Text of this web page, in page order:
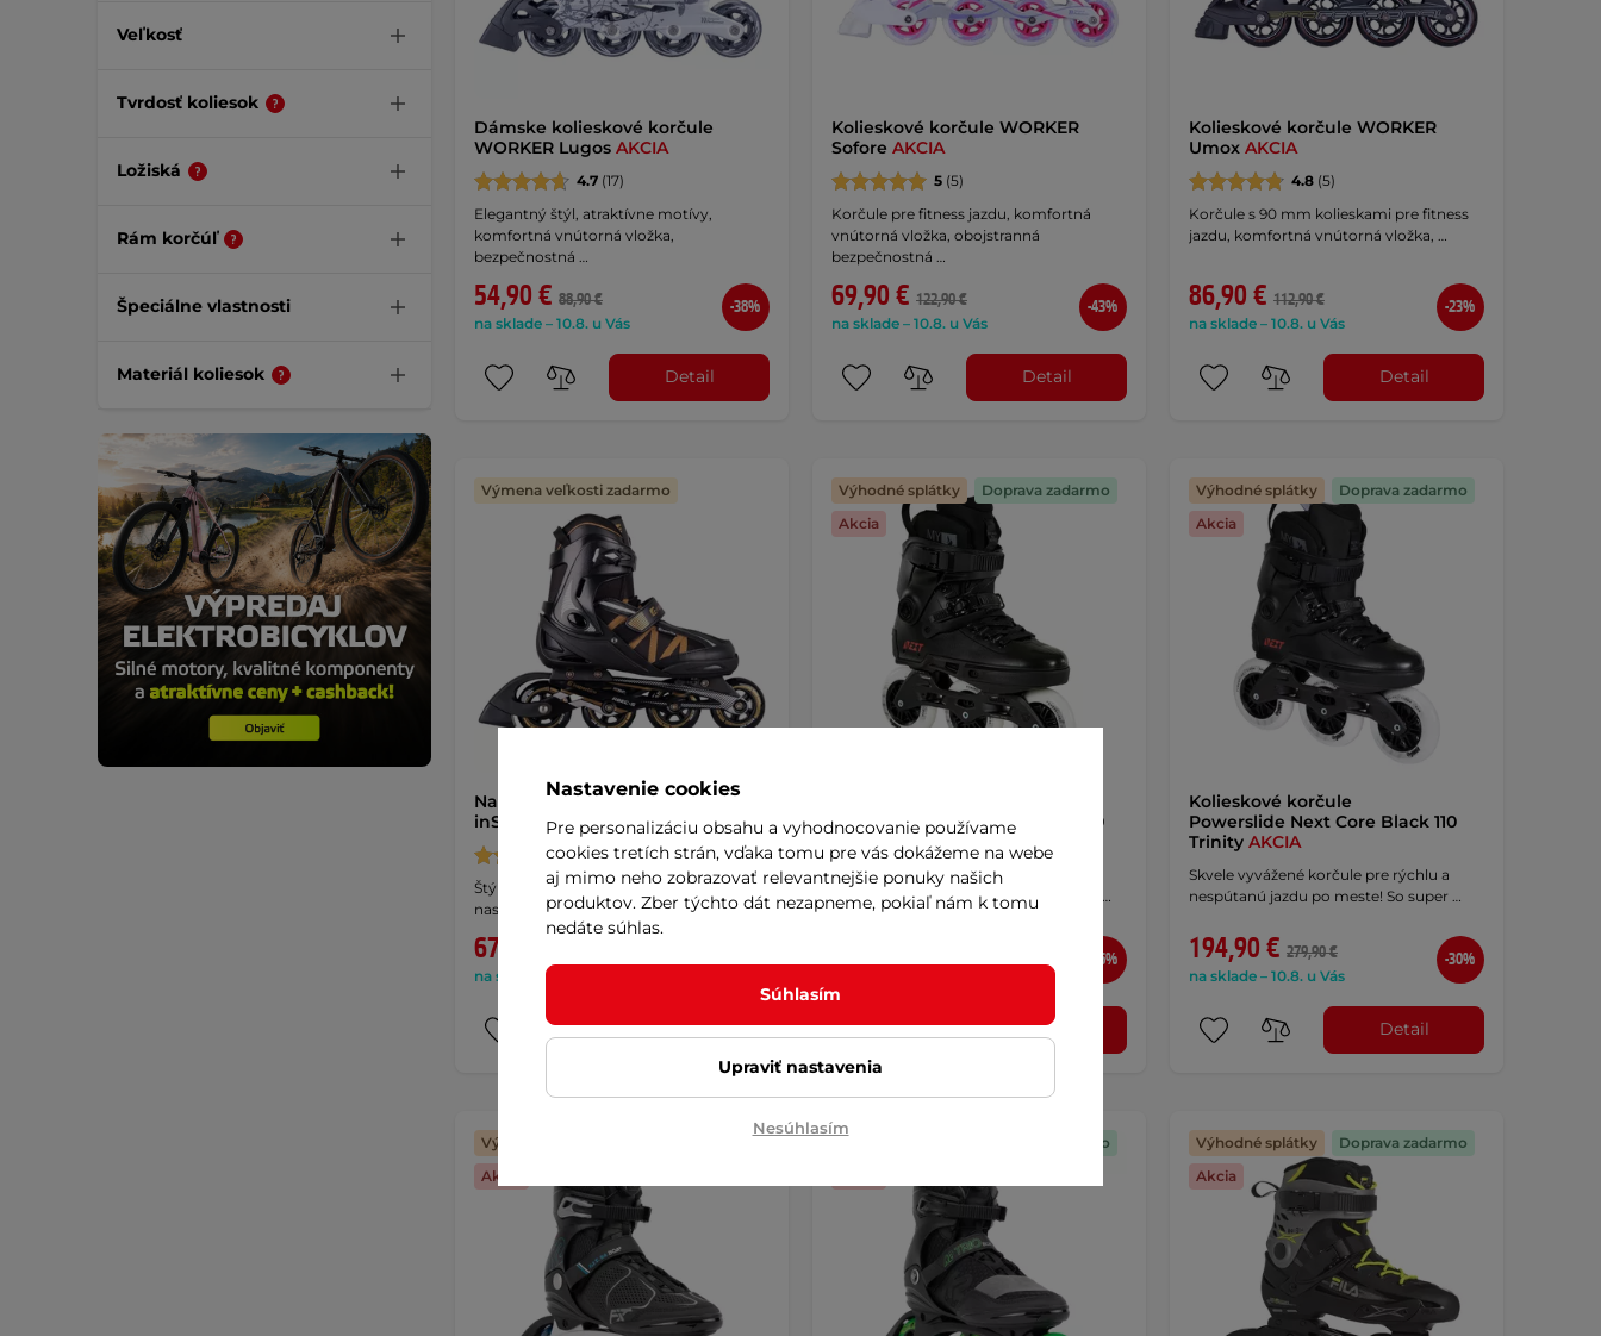
Veľkosť
Tvrdosť koliesok
Ložiská
Rám korčúľ
Špeciálne vlastnosti
Materiál koliesok
Dámske kolieskové korčule
WORKER Lugos AKCIA
4.7 (17)
Elegantný štýl, atraktívne motívy,
komfortná vnútorná vložka,
bezpečnostná …
54,90 € 88,90 €
na sklade – 10.8. u Vás
-38%
Detail
Kolieskové korčule WORKER
Sofore AKCIA
5(5)
Korčule pre fitness jazdu, komfortná
vnútorná vložka, obojstranná
bezpečnostná …
69,90 € 122,90 €
na sklade – 10.8. u Vás
-43%
Detail
Kolieskové korčule WORKER
Umox AKCIA
4.8(5)
Korčule s 90 mm kolieskami pre fitness
jazdu, komfortná vnútorná vložka, …
86,90 € 112,90 €
na sklade – 10.8. u Vás
-23%
Detail
Výmena veľkosti zadarmo
Nastaviteľné kolieskové korčule
inSPORTline Darkero
5(9)
Štýlové unisex korčule s možnosťou
nastavenia veľkosti. Kombinované …
67,90 €
na sklade – 10.8. u Vás
CENA
Detail
Výhodné splátky
Doprava zadarmo
Akcia
Powerslide Next Core Black 100
Trinity
AKCIA
Skvele vyvážené korčule pre rýchlu a
nespútanú jazdu po meste! S veľkými …
-26%
Detail
Výhodné splátky
Doprava zadarmo
Akcia
Kolieskové korčule
Powerslide Next Core Black 110
Trinity AKCIA
Skvele vyvážené korčule pre rýchlu a
nespútanú jazdu po meste! So super …
194,90 € 279,90 €
na sklade – 10.8. u Vás
-30%
Detail
Výhodné splátky
Akcia
Doprava zadarmo
Výhodné splátky
Doprava zadarmo
Akcia
Nastavenie cookies
Pre personalizáciu obsahu a vyhodnocovanie používame
cookies tretích strán, vďaka tomu pre vás dokážeme na webe
aj mimo neho zobrazovať relevantnejšie ponuky našich
produktov. Zber týchto dát nezapneme, pokiaľ nám k tomu
nedáte súhlas.
Súhlasím
Upraviť nastavenia
Nesúhlasím